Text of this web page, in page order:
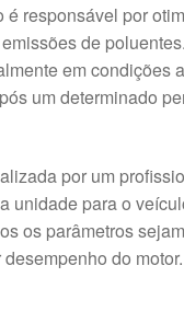
responsável por
de
em condições
um determinado
por um
unidade para o
os parâmetros
do motor.